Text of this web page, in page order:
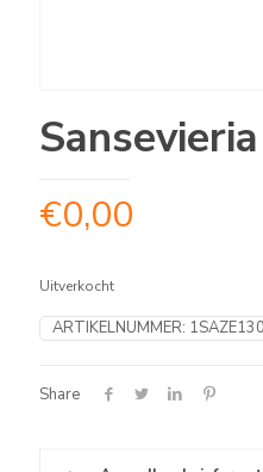
Sansevieria
€0,00
Uitverkocht
ARTIKELNUMMER:
Share